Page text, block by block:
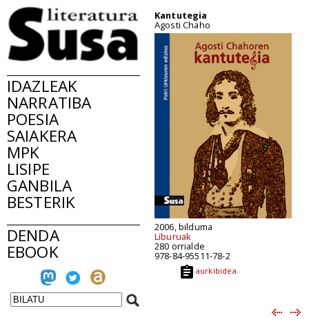
IDAZLEAK
NARRATIBA
POESIA
SAIAKERA
MPK
LISIPE
GANBILA
BESTERIK
DENDA
EBOOK
Kantutegia
Agosti Chaho
2006, bilduma
Liburuak
280 orrialde
978-84-95511-78-2
aurkibidea